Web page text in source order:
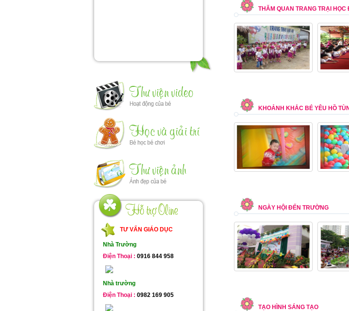
TƯ VẤN GIÁO DỤC
Nhà Trường
Điện Thoại : 0916 844 958
Nhà trường
Điện Thoại : 0982 169 905
THĂM QUAN TRANG TRẠI HỌC
KHOẢNH KHẮC BÉ YÊU HỒ
NGÀY HỘI ĐẾN TRƯỜNG
TẠO HÌNH SÁNG TẠO